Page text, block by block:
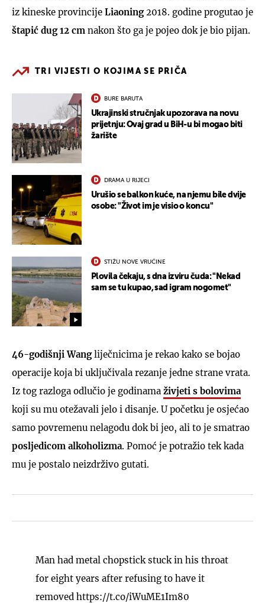
iz kineske provincije Liaoning 2018. godine progutao je
štapić dug 12 cm nakon što ga je pojeo dok je bio pijan.
TRI VIJESTI O KOJIMA SE PRIČA
BURE BARUTA
Ukrajinski stručnjak upozorava na novu
prijetnju: Ovaj grad u BiH-u bi mogao biti
žarište
DRAMA U RIJECI
Urušio se balkon kuće, na njemu bile dvije
osobe: "Život im je visio o koncu"
STIŽU NOVE VRUĆINE
Plovila čekaju, s dna izviru čuda: "Nekad
sam se tu kupao, sad igram nogomet"
46-godišnji Wangliječnicima je rekao kako se bojao
operacije koja bi uključivala rezanje jedne strane vrata.
Iz tog razloga odlučio je godinama živjeti s bolovima
koji su mu otežavali jelo i disanje. U početku je osjećao
samo povremenu nelagodu dok bi jeo, ali to je smatrao
posljedicom alkoholizma. Pomoć je potražio tek kada
mu je postalo neizdrživo gutati.
Man had metal chopstick stuck in his throat
for eight years after refusing to have it
removed https://t.co/iWuME1Im80